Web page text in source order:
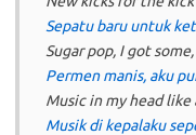
Sepatu baru untuk
Sugar pop, I got
Permen manis, aku
Music in my head like
Musik di kepalaku